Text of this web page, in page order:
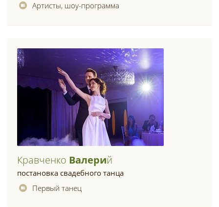
Артисты, шоу-программа
Кравченко ВалериЙ
постановка свадебного танца
Первый танец